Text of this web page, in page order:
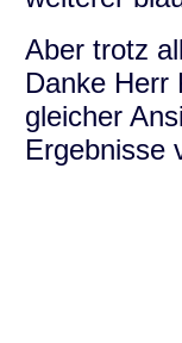
Aber trotz
Danke Herr
gleicher
Ergebnisse